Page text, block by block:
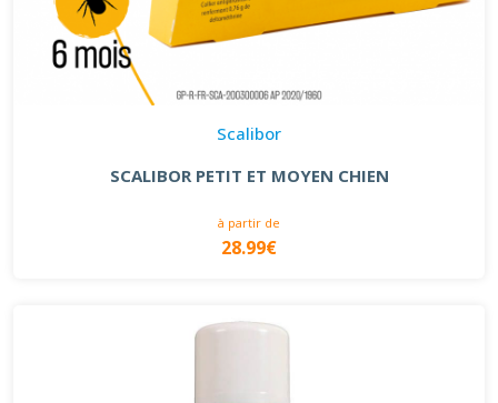
Scalibor
SCALIBOR PETIT ET MOYEN CHIEN
à partir de
28.99€